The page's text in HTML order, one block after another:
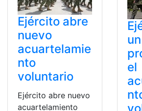
Ejército abre
nuevo
acuartelamie
nto
voluntario
Ejército abre nuevo
acuartelamiento
el